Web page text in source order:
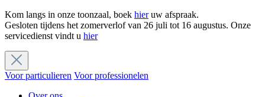
Kom langs in onze toonzaal, boek hieruw afspraak.
Gesloten tijdens het zomerverlof van 26 juli tot 16 augustus. Onze
servicedienst vindt u hier
Voor particulieren Voor professionelen